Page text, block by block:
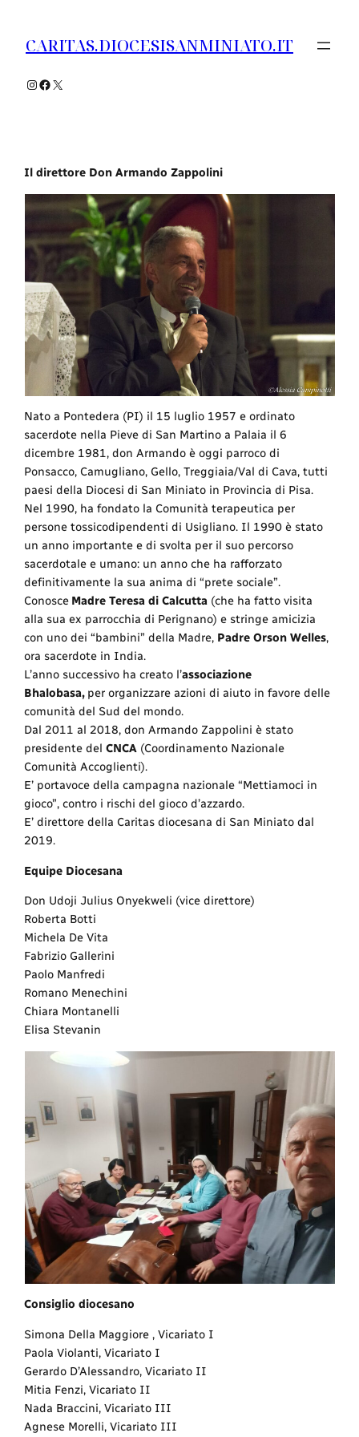
contenuto
CARITAS.DIOCESISANMINIATO.IT
Instagram
Facebook
X
Il direttore Don Armando Zappolini
Nato a Pontedera (PI) il 15 luglio 1957 e ordinato
sacerdote nella Pieve di San Martino a Palaia il 6
dicembre 1981, don Armando è oggi parroco di
Ponsacco, Camugliano, Gello, Treggiaia/Val di Cava, tutti
paesi della Diocesi di San Miniato in Provincia di Pisa.
Nel 1990, ha fondato la Comunità terapeutica per
persone tossicodipendenti di Usigliano. Il 1990 è stato
un anno importante e di svolta per il suo percorso
sacerdotale e umano: un anno che ha rafforzato
definitivamente la sua anima di “prete sociale”.
Conosce Madre Teresa di Calcutta (che ha fatto visita
alla sua ex parrocchia di Perignano) e stringe amicizia
con uno dei “bambini” della Madre, Padre Orson Welles,
ora sacerdote in India.
L’anno successivo ha creato l’associazione
Bhalobasa, per organizzare azioni di aiuto in favore delle
comunità del Sud del mondo.
Dal 2011 al 2018, don Armando Zappolini è stato
presidente delCNCA (Coordinamento Nazionale
Comunità Accoglienti).
E’ portavoce della campagna nazionale “Mettiamoci in
gioco”, contro i rischi del gioco d’azzardo.
E’ direttore della Caritas diocesana di San Miniato dal
2019.
Equipe Diocesana
Don Udoji Julius Onyekweli (vice direttore)
Roberta Botti
Michela De Vita
Fabrizio Gallerini
Paolo Manfredi
Romano Menechini
Chiara Montanelli
Elisa Stevanin
Consiglio diocesano
Simona Della Maggiore , Vicariato I
Paola Violanti, Vicariato I
Gerardo D’Alessandro, Vicariato II
Mitia Fenzi, Vicariato II
Nada Braccini, Vicariato III
Agnese Morelli, Vicariato III